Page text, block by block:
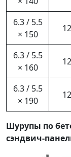
6.3 / 5.5
× 150
6.3 / 5.5
× 160
6.3 / 5.5
× 190
Шурупы по
сэндвич-